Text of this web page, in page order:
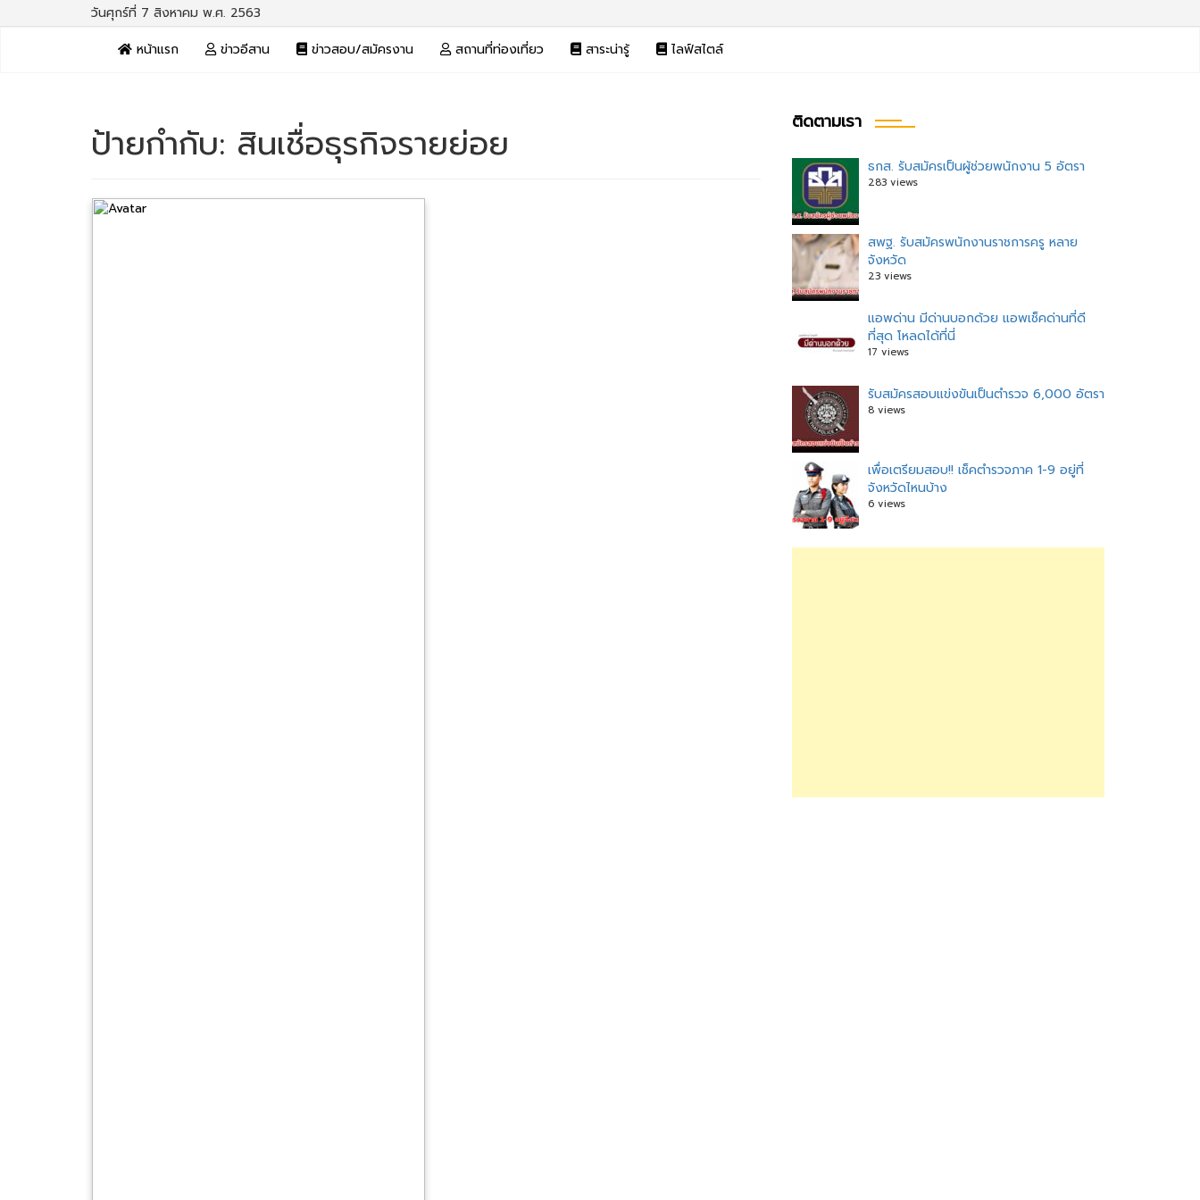
วันศุกร์ที่ 7 สิงหาคม พ.ศ. 2563
หน้าแรก
ข่าวอีสาน ข่าวสอบ/สมัครงาน สถานที่ท่องเที่ยว สาระน่ารู้ ไลฟ์สไตล์
ป้ายกำกับ: สินเชื่อธุรกิจรายย่อย ติดตามเรา
ธกส. รับสมัครเป็นผู้ช่วยพนักงาน 5 อัตรา
283 views
สพฐ. รับสมัครพนักงานราชการครู หลาย
จังหวัด
23 views
แอพด่าน มีด่านบอกด้วย แอพเช็คด่านที่ดี
ที่สุด โหลดได้ที่นี่
17 views
รับสมัครสอบแข่งขันเป็นตำรวจ 6,000 อัตรา
8 views
เพื่อเตรียมสอบ!! เช็คตำรวจภาค 1-9 อยู่ที่
จังหวัดไหนบ้าง
6 views